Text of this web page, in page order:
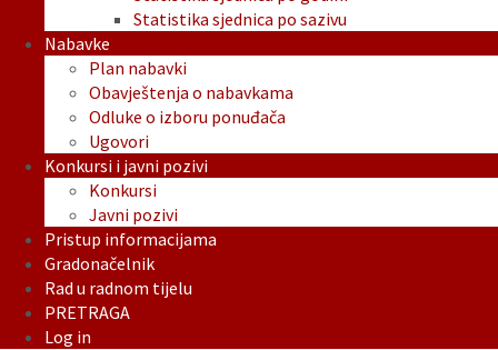
Statistika sjednica po sazivu
Nabavke
Plan nabavki
Obavještenja o nabavkama
Odluke o izboru ponuđača
Ugovori
Konkursi i javni pozivi
Konkursi
Javni pozivi
Pristup informacijama
Gradonačelnik
Rad u radnom tijelu
PRETRAGA
Log in